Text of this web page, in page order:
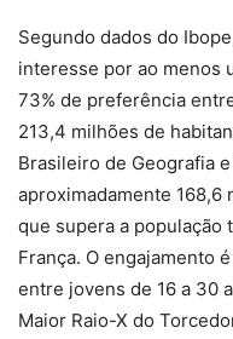
Segundo dados do
interesse por ao menos
73% de preferência
213,4 milhões de
Brasileiro de Geografia
aproximadamente
que supera a população
França. O engajamento
entre jovens de 16 a 30
Maior Raio-X do